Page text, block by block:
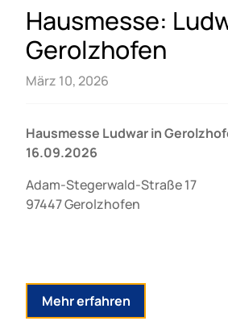
Hausmesse:
Gerolzhofen
März 10, 2026
Hausmesse Ludwar in
16.09.2026
Adam-Stegerwald-Straße 17
97447 Gerolzhofen
Mehr erfahren